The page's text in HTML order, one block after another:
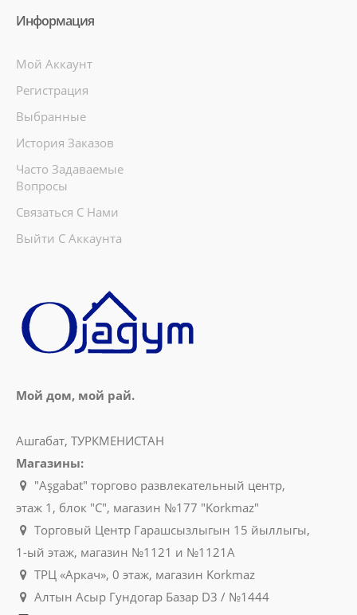
Информация
Мой Аккаунт
Регистрация
Выбранные
История Заказов
Часто Задаваемые
Вопросы
Связаться С Нами
Выйти С Аккаунта
Мой дом, мой рай.
Ашгабат, ТУРКМЕНИСТАН
Магазины:
"Aşgabat" торгово развлекательный центр,
этаж 1, блок "C", магазин №177 "Korkmaz"
Торговый Центр Гарашсызлыгын 15 йыллыгы,
1-ый этаж, магазин №1121 и №1121A
ТРЦ «Аркач», 0 этаж, магазин Korkmaz
Алтын Асыр Гундогар Базар D3 / №1444